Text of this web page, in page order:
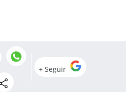
El Español Publicaciones S.A.